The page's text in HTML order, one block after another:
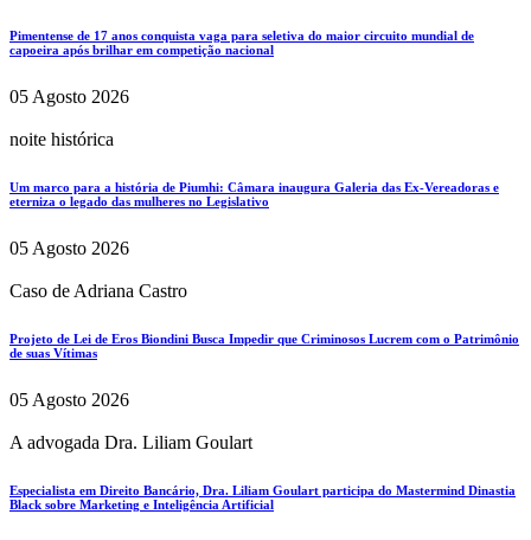
Pimentense de 17 anos conquista vaga para seletiva do maior circuito mundial de
capoeira após brilhar em competição nacional
05 Agosto 2026
noite histórica
Um marco para a história de Piumhi: Câmara inaugura Galeria das Ex-Vereadoras e
eterniza o legado das mulheres no Legislativo
05 Agosto 2026
Caso de Adriana Castro
Projeto de Lei de Eros Biondini Busca Impedir que Criminosos Lucrem com o Patrimônio
de suas Vítimas
05 Agosto 2026
A advogada Dra. Liliam Goulart
Especialista em Direito Bancário, Dra. Liliam Goulart participa do Mastermind Dinastia
Black sobre Marketing e Inteligência Artificial